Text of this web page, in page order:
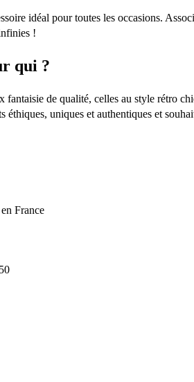
idéal pour toutes les occasions.
!
qui ?
fantaisie de qualité, celles au style rétro
éthiques, uniques et authentiques et
France